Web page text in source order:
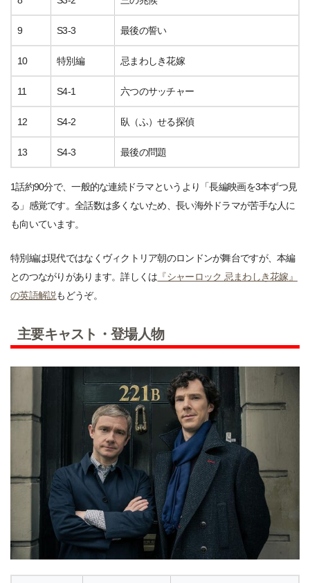
9 S3-3 最後の誓い
10 特別編 忌まわしき花嫁
11 S4-1 六つのサッチャー
12 S4-2 臥（ふ）せる探偵
13 S4-3 最後の問題
1話約90分で、一般的な連続ドラマというより「長編映画を3本ずつ見
る」感覚です。全話数は多くないため、長い海外ドラマが苦手な人に
も向いています。
特別編は現代ではなくヴィクトリア朝のロンドンが舞台ですが、本編
とのつながりがあります。詳しくは 『シャーロック 忌まわしき花嫁』
の英語解説もどうぞ。
主要キャスト・登場人物